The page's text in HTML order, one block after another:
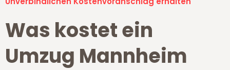
Was kostet ein
Umzug Mannheim